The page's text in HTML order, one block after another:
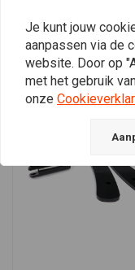
Verhoog uw rijervaring:
uw agressieve comfort
Vergelijkbare
Je kunt jouw
aanpassen via de
website. Door op
met het gebruik
onze